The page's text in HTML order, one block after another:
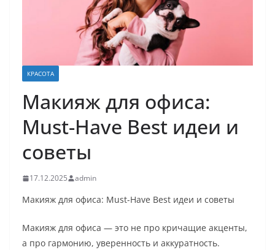
КРАСОТА
Макияж для офиса:
Must-Have Best идеи и
советы
17.12.2025 admin
Макияж для офиса: Must-Have Best идеи и советы
Макияж для офиса — это не про кричащие акценты,
а про гармонию, уверенность и аккуратность.